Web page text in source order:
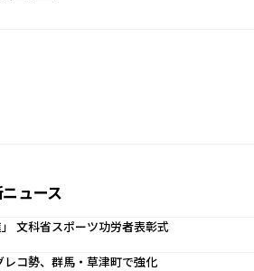
ュース
文科省スポーツ功労者表彰式
コ勢、群馬・草津町で強化